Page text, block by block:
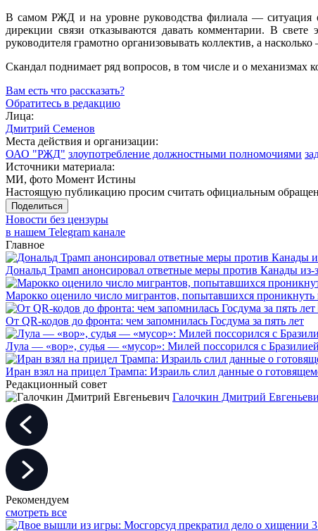
В самом РЖД и на уровне руководства филиала — ситуация
дирекции связи отказываются давать комментарии. В
руководителя грамотно организовывать коллектив, а
Скандал поднимает ряд вопросов, в том числе и о механизмах
Вам есть что рассказать?
Обратитесь в редакцию
Лица:
Дмитрий Семенов
Места действия и организации:
ОАО "РЖД" злоупотребление должностными полномочиями
Источники материала:
МИ, фото Момент Истины
Настоящую публикацию просим считать официальным
Поделиться
Новости без цензуры
в нашем Telegram канале
Главное
Дональд Трамп анонсировал ответные меры против Канады из-
Марокко оценило число мигрантов, попытавшихся проникнуть
От QR-кодов до фронта: чем запомнилась Госдума за пять лет
Лула — «вор», судья — «мусор»: Милей поссорился с Бразилией
Иран взял на прицел Трампа: Израиль слил данные о
Редакционный совет
Галочкин Дмитрий
Рекомендуем
смотреть все